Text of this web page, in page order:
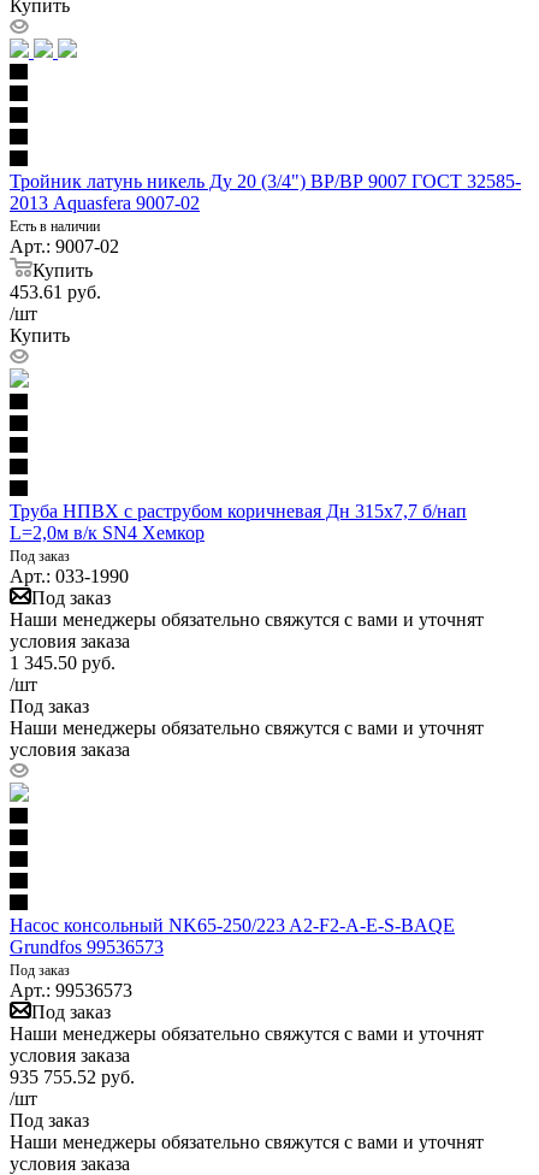
Купить
Тройник латунь никель Ду 20 (3/4") ВР/ВР 9007 ГОСТ 32585-
2013 Aquasfera 9007-02
Есть в наличии
Арт.: 9007-02
Купить
453.61 руб.
/шт
Купить
Труба НПВХ с раструбом коричневая Дн 315х7,7 б/нап
L=2,0м в/к SN4 Хемкор
Под заказ
Арт.: 033-1990
Под заказ
Наши менеджеры обязательно свяжутся с вами и уточнят
условия заказа
1 345.50 руб.
/шт
Под заказ
Наши менеджеры обязательно свяжутся с вами и уточнят
условия заказа
Насос консольный NK65-250/223 A2-F2-A-E-S-BAQE
Grundfos 99536573
Под заказ
Арт.: 99536573
Под заказ
Наши менеджеры обязательно свяжутся с вами и уточнят
условия заказа
935 755.52 руб.
/шт
Под заказ
Наши менеджеры обязательно свяжутся с вами и уточнят
условия заказа